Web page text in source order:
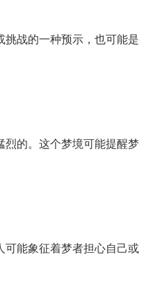
挑战的一种预示，也可能是
烈的。这个梦境可能提醒梦
可能象征着梦者担心自己或